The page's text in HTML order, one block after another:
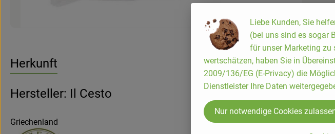
Herkunft
Hersteller: Il Cesto
Griechenland
Liebe Kunden, Sie
(bei uns sind es sogar
für unser Marketing zu
wertschätzen, haben Sie in
2009/136/EG (E-Privacy) die
Dienstleister Ihre Daten
Nur notwendige Cookies